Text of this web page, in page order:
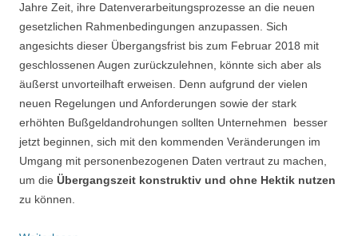
Jahre Zeit, ihre Datenverarbeitungsprozesse an die neuen
gesetzlichen Rahmenbedingungen anzupassen. Sich
angesichts dieser Übergangsfrist bis zum Februar 2018 mit
geschlossenen Augen zurückzulehnen, könnte sich aber als
äußerst unvorteilhaft erweisen. Denn aufgrund der vielen
neuen Regelungen und Anforderungen sowie der stark
erhöhten Bußgeldandrohungen sollten Unternehmen besser
jetzt beginnen, sich mit den kommenden Veränderungen im
Umgang mit personenbezogenen Daten vertraut zu machen,
um die Übergangszeit konstruktiv und ohne Hektik nutzen
zu können.